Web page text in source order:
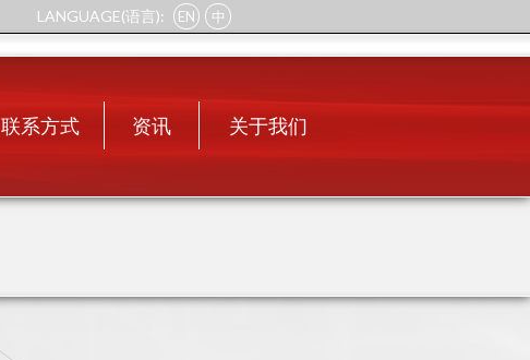
LANGUAGE(语言): EN 中
联系方式 资讯 关于我们